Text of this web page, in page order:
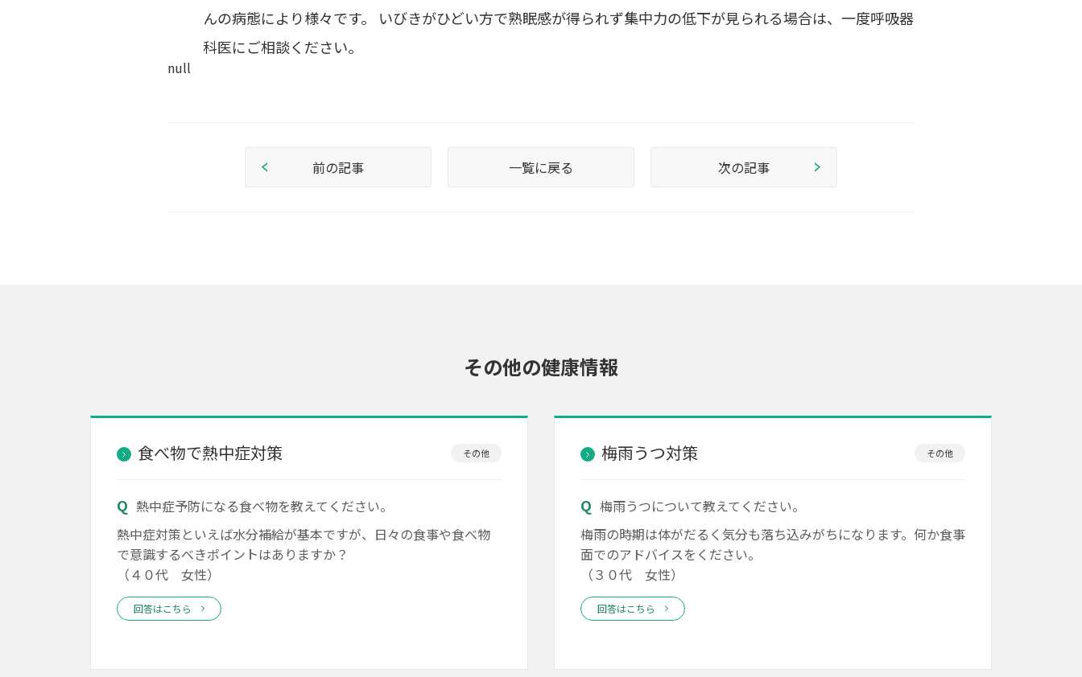
んの病態により様々です。 いびきがひどい方で熟眠感が得られず集中力の低下が見られる場合は、一度呼吸器
科医にご相談ください。
null
前の記事 一覧に戻る 次の記事
その他の健康情報
食べ物で熱中症対策 その他
熱中症予防になる食べ物を教えてください。
熱中症対策といえば水分補給が基本ですが、日々の食事や食べ物
で意識するべきポイントはありますか？
（４０代 女性）
回答はこちら
梅雨うつ対策 その他
梅雨うつについて教えてください。
梅雨の時期は体がだるく気分も落ち込みがちになります。何か食事
面でのアドバイスをください。
（３０代 女性）
回答はこちら